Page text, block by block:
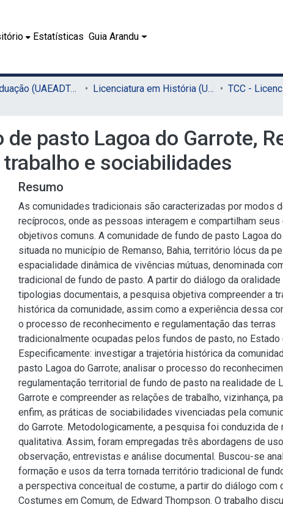
Estatísticas Guia Arandu
02.1 - Graduação (UAEADTec) Licenciatura em História (UAEADTec)
pasto Lagoa do Garrote,
e sociabilidades
Resumo
As comunidades tradicionais são caracterizadas por modos
recíprocos, onde as pessoas interagem e compartilham
objetivos comuns. A comunidade de fundo de pasto Lagoa do
situada no município de Remanso, Bahia, território lócus da
espacialidade dinâmica de vivências mútuas, denominada
tradicional de fundo de pasto. A partir do diálogo da oralidade
tipologias documentais, a pesquisa objetiva compreender a
histórica da comunidade, assim como a experiência dessa
o processo de reconhecimento e regulamentação das terras
tradicionalmente ocupadas pelos fundos de pasto, no Estado
Especificamente: investigar a trajetória histórica da
pasto Lagoa do Garrote; analisar o processo do
regulamentação territorial de fundo de pasto na realidade de
Garrote e compreender as relações de trabalho, vizinhança,
enfim, as práticas de sociabilidades vivenciadas pela
do Garrote. Metodologicamente, a pesquisa foi conduzida de
qualitativa. Assim, foram empregadas três abordagens de
observação, entrevistas e análise documental. Buscou-se
formação e usos da terra tornada território tradicional de
a perspectiva conceitual de costume, a partir do diálogo com
Costumes em Comum, de Edward Thompson. O trabalho